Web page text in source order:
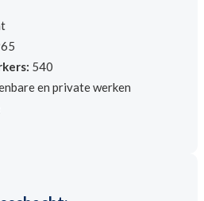
540
en private werken